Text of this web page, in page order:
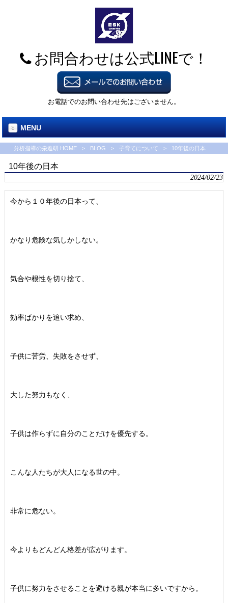
お問合わせは公式LINEで！
お電話でのお問い合わせ先はございません。
MENU
分析指導の栄進研 HOME > BLOG > 子育てについて > 10年後の日本
10年後の日本
2024/02/23
今から１０年後の日本って、
かなり危険な気しかしない。
気合や根性を切り捨て、
効率ばかりを追い求め、
子供に苦労、失敗をさせず、
大した努力もなく、
子供は作らずに自分のことだけを優先する。
こんな人たちが大人になる世の中。
非常に危ない。
今よりもどんどん格差が広がります。
子供に努力をさせることを避ける親が本当に多いですから。